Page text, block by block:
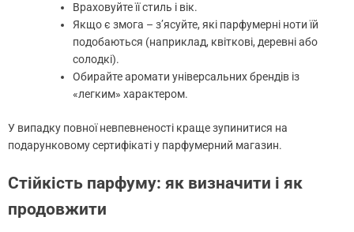
Враховуйте її стиль і вік.
Якщо є змога – з’ясуйте, які парфумерні ноти їй
подобаються (наприклад, квіткові, деревні або
солодкі).
Обирайте аромати універсальних брендів із
«легким» характером.
У випадку повної невпевненості краще зупинитися на
подарунковому сертифікаті у парфумерний магазин.
Стійкість парфуму: як визначити і як
продовжити